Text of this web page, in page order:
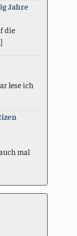
Jahre
die
lese ich
mal